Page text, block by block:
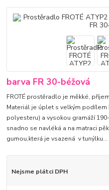
barva FR 30-béžová
FROTÉ prostěradlo je měkké,
Materiál je úplet s velkým podílem
polyesteru) a vysokou gramáží
snadno se navléká a na matraci
gumou,která je vsazená v tunýlku...
Nejsme plátci DPH